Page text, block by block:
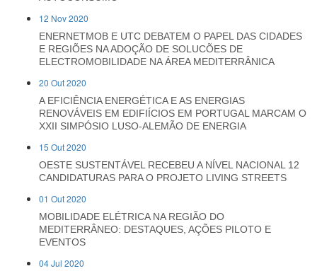
12 Nov 2020
ENERNETMOB E UTC DEBATEM O PAPEL DAS CIDADES
E REGIÕES NA ADOÇÃO DE SOLUCÕES DE
ELECTROMOBILIDADE NA ÁREA MEDITERRÂNICA
20 Out 2020
A EFICIÊNCIA ENERGÉTICA E AS ENERGIAS
RENOVÁVEIS EM EDIFIÍCIOS EM PORTUGAL MARCAM O
XXII SIMPÓSIO LUSO-ALEMÃO DE ENERGIA
15 Out 2020
OESTE SUSTENTÁVEL RECEBEU A NÍVEL NACIONAL 12
CANDIDATURAS PARA O PROJETO LIVING STREETS
01 Out 2020
MOBILIDADE ELÉTRICA NA REGIÃO DO
MEDITERRÂNEO: DESTAQUES, AÇÕES PILOTO E
EVENTOS
04 Jul 2020